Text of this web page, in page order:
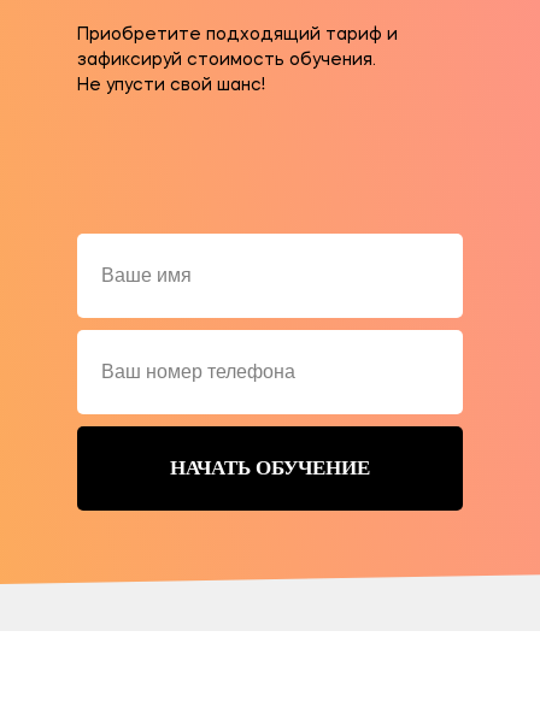
Приобретите подходящий тариф и
зафиксируй стоимость обучения.
Не упусти свой шанс!
НАЧАТЬ ОБУЧЕНИЕ